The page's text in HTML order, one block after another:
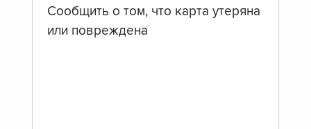
Сообщить о том, что карта утеряна
или повреждена